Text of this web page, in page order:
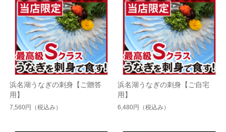
浜名湖うなぎの刺身【ご贈答
用】
7,560円 （税込み）
浜名湖うなぎの刺身【ご自宅
用】
6,480円 （税込み）